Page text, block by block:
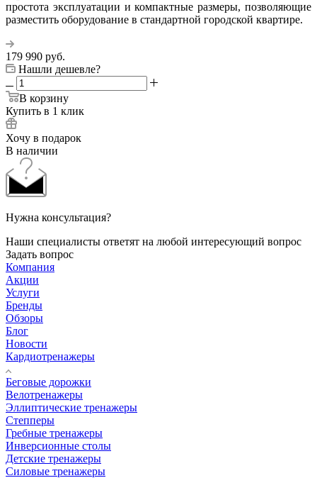
простота эксплуатации и компактные размеры, позволяющие
разместить оборудование в стандартной городской квартире.
179 990 руб.
Нашли дешевле?
В корзину
Купить в 1 клик
Хочу в подарок
В наличии
Нужна консультация?
Наши специалисты ответят на любой интересующий вопрос
Задать вопрос
Компания
Акции
Услуги
Бренды
Обзоры
Блог
Новости
Кардиотренажеры
Беговые дорожки
Велотренажеры
Эллиптические тренажеры
Степперы
Гребные тренажеры
Инверсионные столы
Детские тренажеры
Силовые тренажеры